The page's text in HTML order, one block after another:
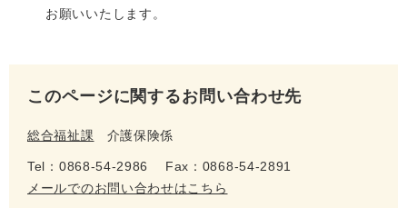
お願いいたします。
このページに関するお問い合わせ先
総合福祉課 介護保険係
Tel：0868-54-2986
Fax：0868-54-2891
メールでのお問い合わせはこちら